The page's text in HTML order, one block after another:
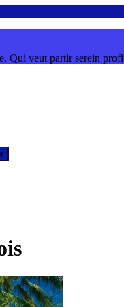
Qui veut partir serein